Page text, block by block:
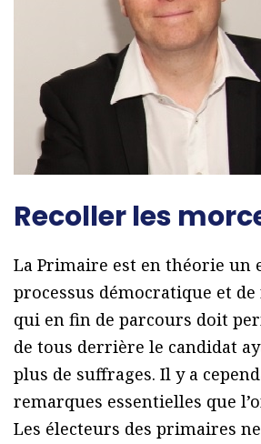
Recoller les
La Primaire est en théorie un
processus démocratique et
qui en fin de parcours doit
de tous derrière le candidat
plus de suffrages. Il y a
remarques essentielles que
Les électeurs des primaires